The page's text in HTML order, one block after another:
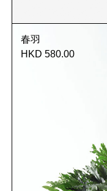
春羽
HKD 580.00